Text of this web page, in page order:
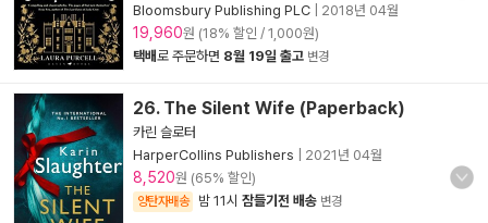
Bloomsbury Publishing PLC
2018년 04월
19,960원 (18% 할인 / 1,000원)
택배로 주문하면 8월 19일 출고 변경
26. The Silent Wife (Paperback)
카린 슬로터
HarperCollins Publishers
2021년 04월
8,520원 (65% 할인)
양탄자배송 밤 11시 잠들기전 배송 변경